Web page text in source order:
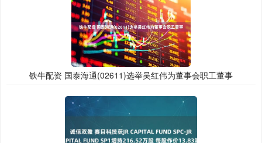
铁牛配资 国泰海通(02611)选举吴红伟为董事会职工董事